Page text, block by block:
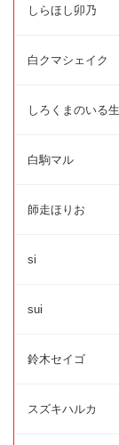
しらほし卯乃
白クマシェイク
しろくまのいる
白駒マル
師走ほりお
si
sui
鈴木セイゴ
スズキハルカ